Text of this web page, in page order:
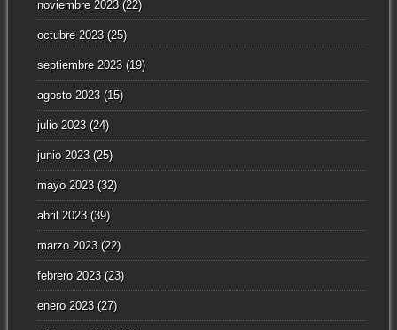
noviembre 2023(22)
octubre 2023(25)
septiembre 2023(19)
agosto 2023(15)
julio 2023(24)
junio 2023(25)
mayo 2023(32)
abril 2023(39)
marzo 2023(22)
febrero 2023(23)
enero 2023(27)